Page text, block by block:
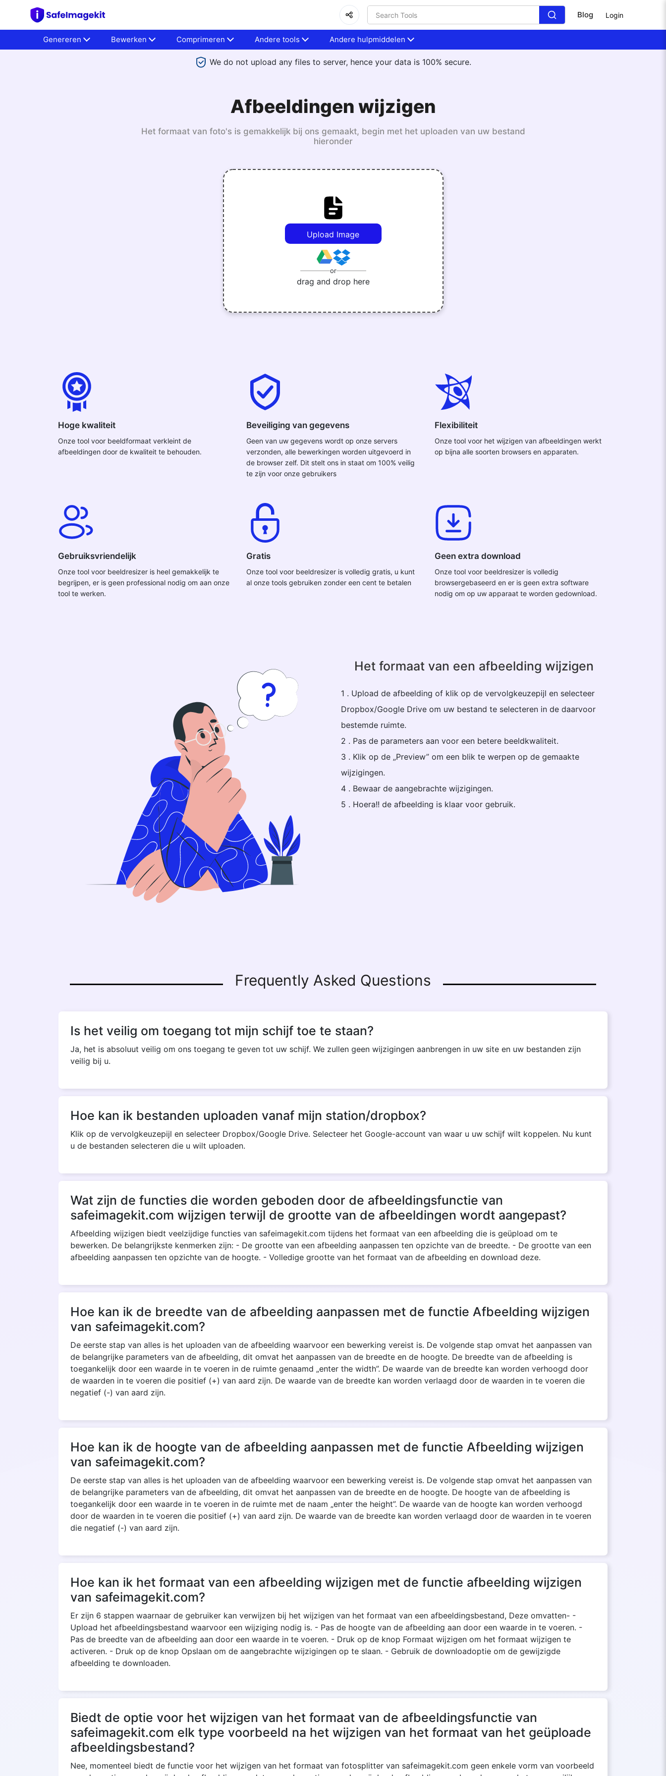
Blog Login
Genereren Bewerken Comprimeren Andere tools Andere hulpmiddelen
We do not upload any files to server, hence your data is 100% secure.
Afbeeldingen wijzigen
Het formaat van foto's is gemakkelijk bij ons gemaakt, begin met het uploaden van uw bestand
hieronder
Upload Image
or
drag and drop here
Hoge kwaliteit
Onze tool voor beeldformaat verkleint de
afbeeldingen door de kwaliteit te behouden.
Beveiliging van gegevens
Geen van uw gegevens wordt op onze servers
verzonden, alle bewerkingen worden uitgevoerd in
de browser zelf. Dit stelt ons in staat om 100% veilig
te zijn voor onze gebruikers
Flexibiliteit
Onze tool voor het wijzigen van afbeeldingen werkt
op bijna alle soorten browsers en apparaten.
Gebruiksvriendelijk
Onze tool voor beeldresizer is heel gemakkelijk te
begrijpen, er is geen professional nodig om aan onze
tool te werken.
Gratis
Onze tool voor beeldresizer is volledig gratis, u kunt
al onze tools gebruiken zonder een cent te betalen
Geen extra download
Onze tool voor beeldresizer is volledig
browsergebaseerd en er is geen extra software
nodig om op uw apparaat te worden gedownload.
Het formaat van een afbeelding wijzigen
1 . Upload de afbeelding of klik op de vervolgkeuzepijl en selecteer
Dropbox/Google Drive om uw bestand te selecteren in de daarvoor
bestemde ruimte.
2 . Pas de parameters aan voor een betere beeldkwaliteit.
3 . Klik op de „Preview” om een blik te werpen op de gemaakte
wijzigingen.
4 . Bewaar de aangebrachte wijzigingen.
5 . Hoera!! de afbeelding is klaar voor gebruik.
Frequently Asked Questions
Is het veilig om toegang tot mijn schijf toe te staan?
Ja, het is absoluut veilig om ons toegang te geven tot uw schijf. We zullen geen wijzigingen aanbrengen in uw site en uw bestanden zijn
veilig bij u.
Hoe kan ik bestanden uploaden vanaf mijn station/dropbox?
Klik op de vervolgkeuzepijl en selecteer Dropbox/Google Drive. Selecteer het Google-account van waar u uw schijf wilt koppelen. Nu kunt
u de bestanden selecteren die u wilt uploaden.
Wat zijn de functies die worden geboden door de afbeeldingsfunctie van
safeimagekit.com wijzigen terwijl de grootte van de afbeeldingen wordt aangepast?
Afbeelding wijzigen biedt veelzijdige functies van safeimagekit.com tijdens het formaat van een afbeelding die is geüpload om te
bewerken. De belangrijkste kenmerken zijn: - De grootte van een afbeelding aanpassen ten opzichte van de breedte. - De grootte van een
afbeelding aanpassen ten opzichte van de hoogte. - Volledige grootte van het formaat van de afbeelding en download deze.
Hoe kan ik de breedte van de afbeelding aanpassen met de functie Afbeelding wijzigen
van safeimagekit.com?
De eerste stap van alles is het uploaden van de afbeelding waarvoor een bewerking vereist is. De volgende stap omvat het aanpassen van
de belangrijke parameters van de afbeelding, dit omvat het aanpassen van de breedte en de hoogte. De breedte van de afbeelding is
toegankelijk door een waarde in te voeren in de ruimte genaamd „enter the width”. De waarde van de breedte kan worden verhoogd door
de waarden in te voeren die positief (+) van aard zijn. De waarde van de breedte kan worden verlaagd door de waarden in te voeren die
negatief (-) van aard zijn.
Hoe kan ik de hoogte van de afbeelding aanpassen met de functie Afbeelding wijzigen
van safeimagekit.com?
De eerste stap van alles is het uploaden van de afbeelding waarvoor een bewerking vereist is. De volgende stap omvat het aanpassen van
de belangrijke parameters van de afbeelding, dit omvat het aanpassen van de breedte en de hoogte. De hoogte van de afbeelding is
toegankelijk door een waarde in te voeren in de ruimte met de naam „enter the height”. De waarde van de hoogte kan worden verhoogd
door de waarden in te voeren die positief (+) van aard zijn. De waarde van de breedte kan worden verlaagd door de waarden in te voeren
die negatief (-) van aard zijn.
Hoe kan ik het formaat van een afbeelding wijzigen met de functie afbeelding wijzigen
van safeimagekit.com?
Er zijn 6 stappen waarnaar de gebruiker kan verwijzen bij het wijzigen van het formaat van een afbeeldingsbestand, Deze omvatten- -
Upload het afbeeldingsbestand waarvoor een wijziging nodig is. - Pas de hoogte van de afbeelding aan door een waarde in te voeren. -
Pas de breedte van de afbeelding aan door een waarde in te voeren. - Druk op de knop Formaat wijzigen om het formaat wijzigen te
activeren. - Druk op de knop Opslaan om de aangebrachte wijzigingen op te slaan. - Gebruik de downloadoptie om de gewijzigde
afbeelding te downloaden.
Biedt de optie voor het wijzigen van het formaat van de afbeeldingsfunctie van
safeimagekit.com elk type voorbeeld na het wijzigen van het formaat van het geüploade
afbeeldingsbestand?
Nee, momenteel biedt de functie voor het wijzigen van het formaat van fotosplitter van safeimagekit.com geen enkele vorm van voorbeeld